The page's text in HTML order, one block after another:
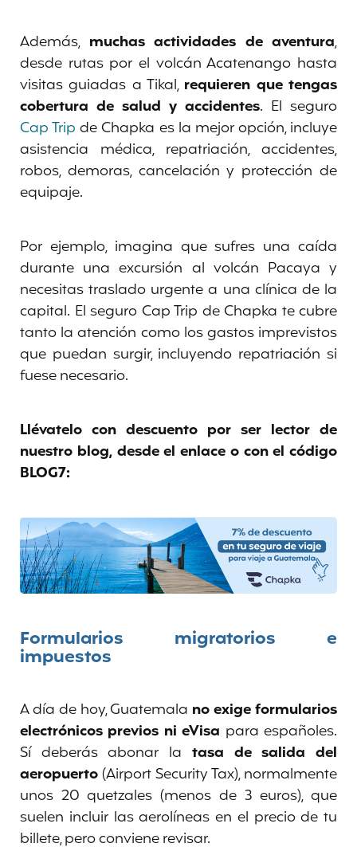
Además, muchas actividades de aventura,
desde rutas por el volcán Acatenango hasta
visitas guiadas a Tikal, requieren que tengas
cobertura de salud y accidentes. El seguro
Cap Trip de Chapka es la mejor opción, incluye
asistencia médica, repatriación, accidentes,
robos, demoras, cancelación y protección de
equipaje.
Por ejemplo, imagina que sufres una caída
durante una excursión al volcán Pacaya y
necesitas traslado urgente a una clínica de la
capital. El seguro Cap Trip de Chapka te cubre
tanto la atención como los gastos imprevistos
que puedan surgir, incluyendo repatriación si
fuese necesario.
Llévatelo con descuento por ser lector de
nuestro blog, desde el enlace o con el código
BLOG7:
Formularios migratorios e
impuestos
A día de hoy, Guatemala no exige formularios
electrónicos previos ni eVisa para españoles.
Sí deberás abonar la tasa de salida del
aeropuerto(Airport Security Tax), normalmente
unos 20 quetzales (menos de 3 euros), que
suelen incluir las aerolíneas en el precio de tu
billete, pero conviene revisar.